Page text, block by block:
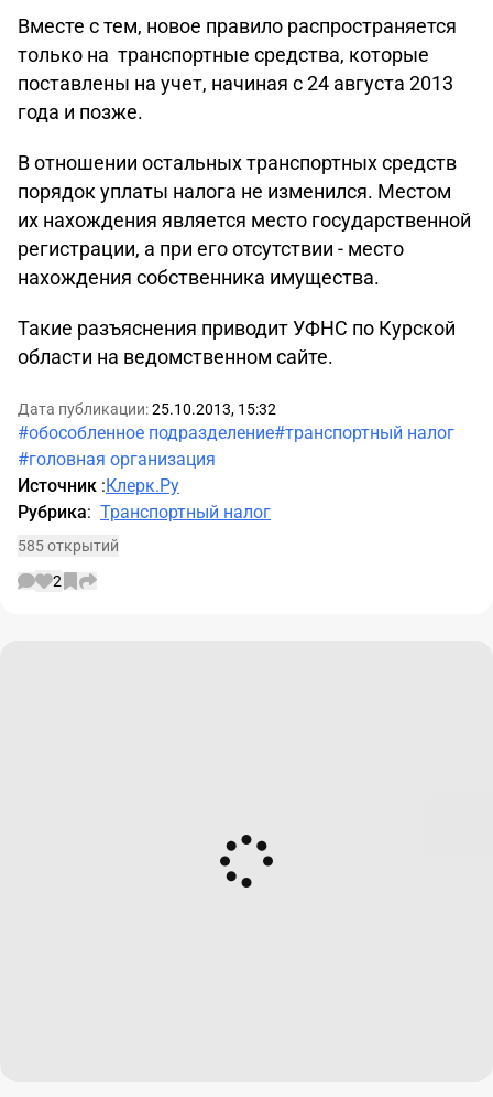
Вместе с тем, новое правило распространяется
только на транспортные средства, которые
поставлены на учет, начиная с 24 августа 2013
года и позже.
В отношении остальных транспортных средств
порядок уплаты налога не изменился. Местом
их нахождения является место государственной
регистрации, а при его отсутствии - место
нахождения собственника имущества.
Такие разъяснения приводит УФНС по Курской
области на ведомственном сайте.
Дата публикации:25.10.2013, 15:32
#обособленное подразделение#транспортный налог
#головная организация
Источник :Клерк.Ру
Рубрика: Транспортный налог
585 открытий
2